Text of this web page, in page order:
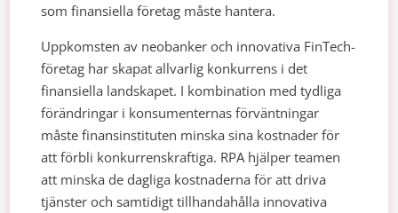
som finansiella företag måste hantera.
Uppkomsten av neobanker och innovativa FinTech-
företag har skapat allvarlig konkurrens i det
finansiella landskapet. I kombination med tydliga
förändringar i konsumenternas förväntningar
måste finansinstituten minska sina kostnader för
att förbli konkurrenskraftiga. RPA hjälper teamen
att minska de dagliga kostnaderna för att driva
tjänster och samtidigt tillhandahålla innovativa